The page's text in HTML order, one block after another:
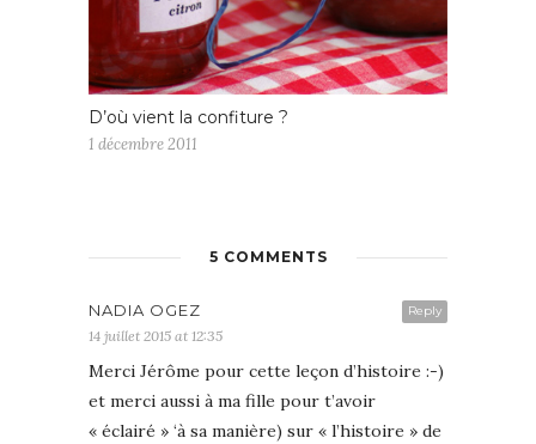
D’où vient la confiture ?
1 décembre 2011
5 COMMENTS
Reply
NADIA OGEZ
14 juillet 2015 at 12:35
Merci Jérôme pour cette leçon d’histoire :-)
et merci aussi à ma fille pour t’avoir
« éclairé » ‘à sa manière) sur « l’histoire » de